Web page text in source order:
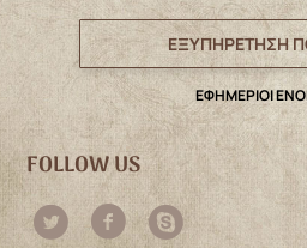
ΕΞΥΠΗΡΕΤΗΣΗ
ΕΦΗΜΕΡΙΟΙ
FOLLOW US